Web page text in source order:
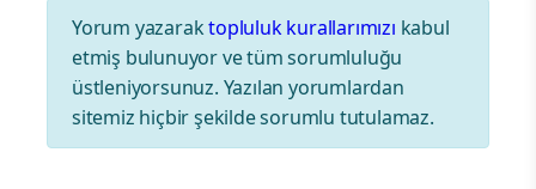
Yorum yazaraktopluluk kurallarımızı kabul
etmiş bulunuyor ve tüm sorumluluğu
üstleniyorsunuz. Yazılan yorumlardan
sitemiz hiçbir şekilde sorumlu tutulamaz.